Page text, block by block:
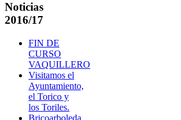
Noticias
2016/17
FIN DE
CURSO
VAQUILLERO
Visitamos el
Ayuntamiento,
el Torico y
los Toriles.
Bricoarboleda